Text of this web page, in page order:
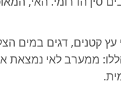
קטנים, דגים במים
ממערב לאי נמצאת